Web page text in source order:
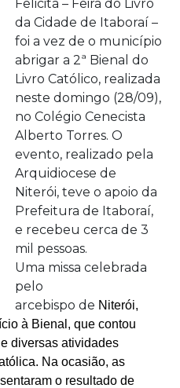
Felicita – Feira do Livro
da Cidade de Itaboraí –
foi a vez de o município
abrigar a 2ª Bienal do
Livro Católico, realizada
neste domingo (28/09),
no Colégio Cenecista
Alberto Torres. O
evento, realizado pela
Arquidiocese de
Niterói, teve o apoio da
Prefeitura de Itaboraí,
e recebeu cerca de 3
mil pessoas.
Uma missa celebrada
pelo
arcebispo de Niterói,
à Bienal, que contou
diversas atividades
Na ocasião, as
o resultado de